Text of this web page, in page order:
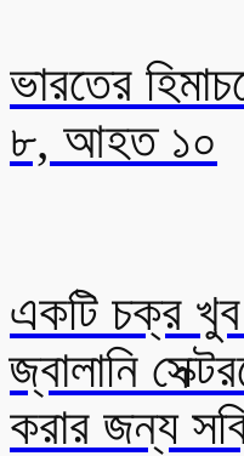
ভারতের
৮, আহত ১০
একটি চক্র
জ্বালানি
করার জন্য